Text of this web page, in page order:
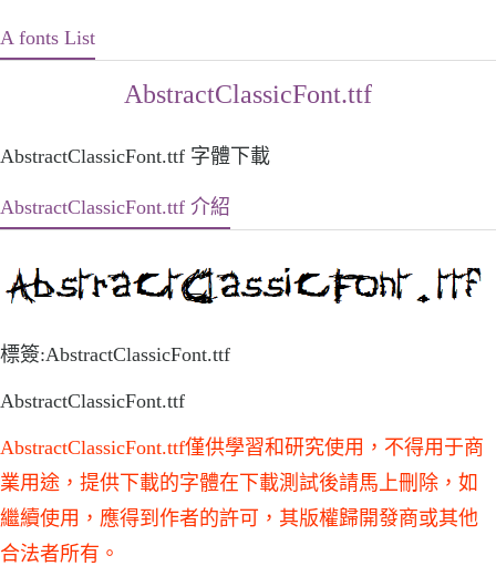
A fonts List
AbstractClassicFont.ttf
AbstractClassicFont.ttf 字體下載
AbstractClassicFont.ttf 介紹
標簽:AbstractClassicFont.ttf
AbstractClassicFont.ttf
AbstractClassicFont.ttf僅供學習和研究使用，不得用于商
業用途，提供下載的字體在下載測試後請馬上刪除，如
繼續使用，應得到作者的許可，其版權歸開發商或其他
合法者所有。